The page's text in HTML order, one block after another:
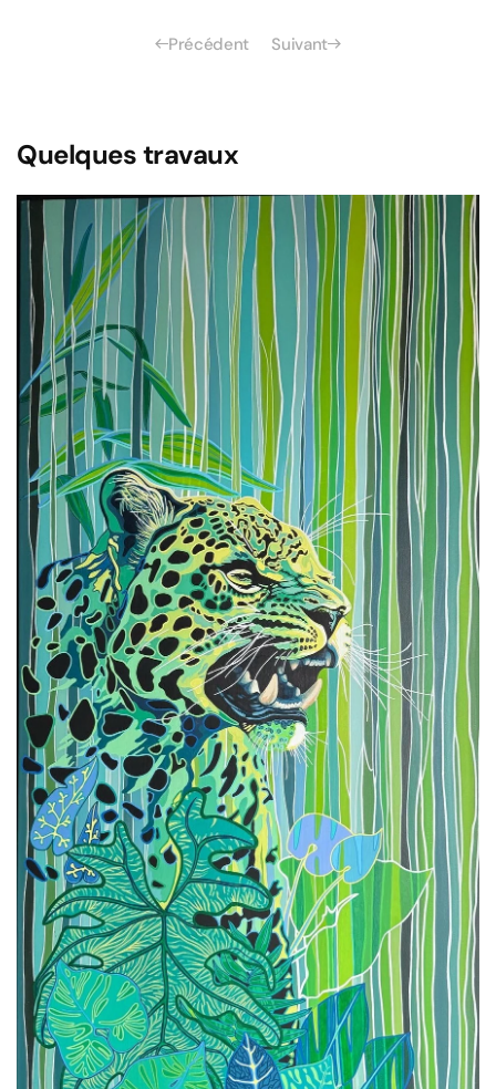
Précédent Suivant
Quelques travaux
Voir l'image